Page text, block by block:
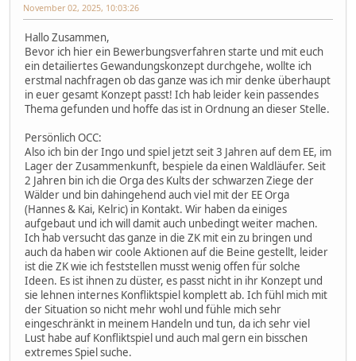
November 02, 2025, 10:03:26
Hallo Zusammen,
Bevor ich hier ein Bewerbungsverfahren starte und mit euch
ein detailiertes Gewandungskonzept durchgehe, wollte ich
erstmal nachfragen ob das ganze was ich mir denke überhaupt
in euer gesamt Konzept passt! Ich hab leider kein passendes
Thema gefunden und hoffe das ist in Ordnung an dieser Stelle.
Persönlich OCC:
Also ich bin der Ingo und spiel jetzt seit 3 Jahren auf dem EE, im
Lager der Zusammenkunft, bespiele da einen Waldläufer. Seit
2 Jahren bin ich die Orga des Kults der schwarzen Ziege der
Wälder und bin dahingehend auch viel mit der EE Orga
(Hannes & Kai, Kelric) in Kontakt. Wir haben da einiges
aufgebaut und ich will damit auch unbedingt weiter machen.
Ich hab versucht das ganze in die ZK mit ein zu bringen und
auch da haben wir coole Aktionen auf die Beine gestellt, leider
ist die ZK wie ich feststellen musst wenig offen für solche
Ideen. Es ist ihnen zu düster, es passt nicht in ihr Konzept und
sie lehnen internes Konfliktspiel komplett ab. Ich fühl mich mit
der Situation so nicht mehr wohl und fühle mich sehr
eingeschränkt in meinem Handeln und tun, da ich sehr viel
Lust habe auf Konfliktspiel und auch mal gern ein bisschen
extremes Spiel suche.